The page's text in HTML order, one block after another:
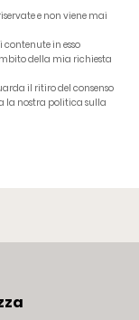
e non viene mai
in esso
della mia richiesta
il ritiro del consenso
la nostra politica sulla